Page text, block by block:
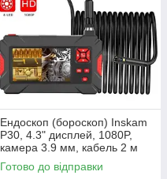
Ендоскоп (бороскоп) Inskam
P30, 4.3" дисплей, 1080P,
камера 3.9 мм, кабель 2 м
Готово до відправки